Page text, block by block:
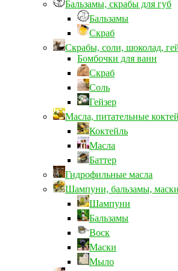
Бальзамы, скрабы для губ
Бальзамы
Скраб
Скрабы, соли, шоколад,
Бомбочки для ванн
Скраб
Соль
Гейзер
Масла, питательные
Коктейль
Масла
Баттер
Гидрофильные масла
Шампуни, бальзамы,
Шампуни
Бальзамы
Воск
Маски
Мыло